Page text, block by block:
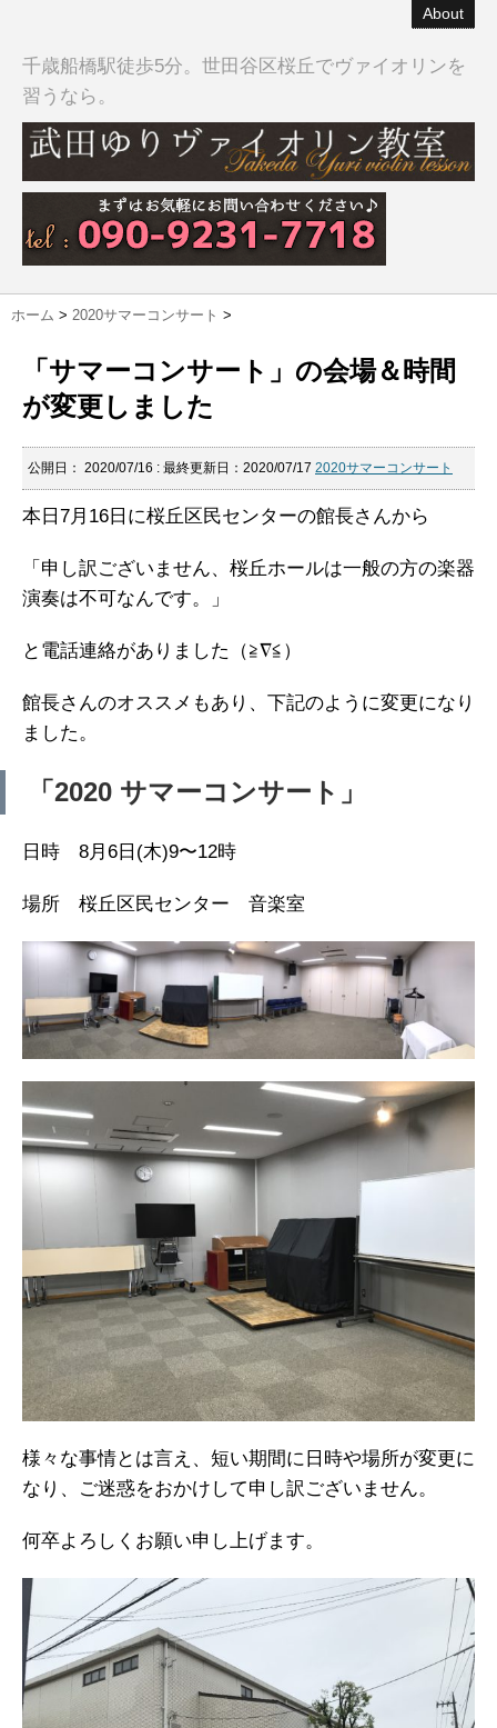
About
千歳船橋駅徒歩5分。世田谷区桜丘でヴァイオリンを
習うなら。
ホーム > 2020サマーコンサート >
「サマーコンサート」の会場＆時間
が変更しました
公開日： 2020/07/16 : 最終更新日：2020/07/17 2020サマーコンサート
本日7月16日に桜丘区民センターの館長さんから
「申し訳ございません、桜丘ホールは一般の方の楽器
演奏は不可なんです。」
と電話連絡がありました（≧∇≦）
館長さんのオススメもあり、下記のように変更になり
ました。
「2020 サマーコンサート」
日時 8月6日(木)9〜12時
場所 桜丘区民センター 音楽室
様々な事情とは言え、短い期間に日時や場所が変更に
なり、ご迷惑をおかけして申し訳ございません。
何卒よろしくお願い申し上げます。